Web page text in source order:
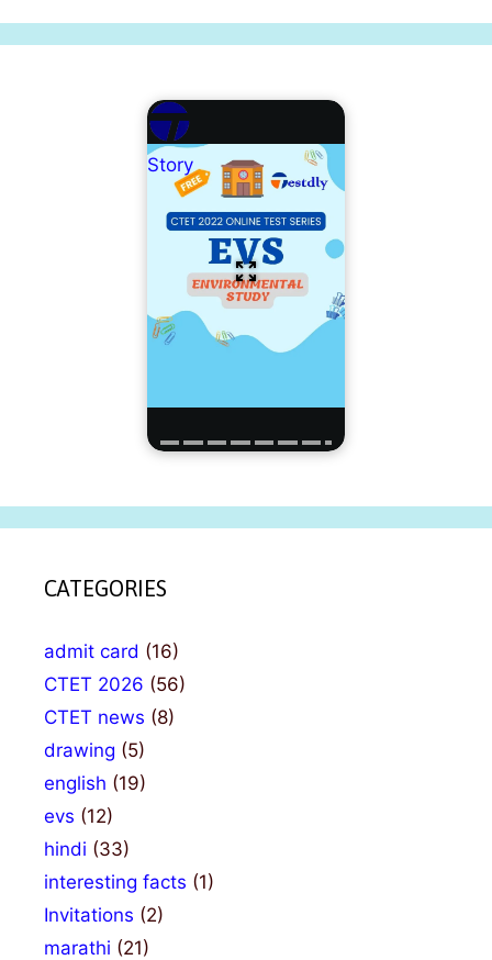
Story
CATEGORIES
admit card (16)
CTET 2026 (56)
CTET news (8)
drawing (5)
english (19)
evs (12)
hindi (33)
interesting facts (1)
Invitations (2)
marathi (21)